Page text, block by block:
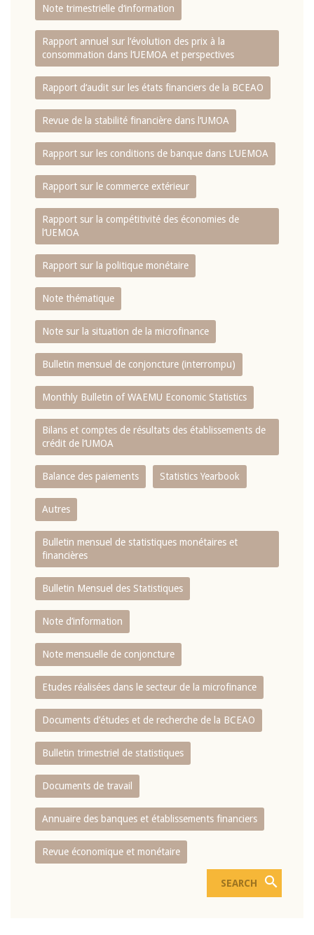
Note trimestrielle d‘information
Rapport annuel sur l‘évolution des prix à la
consommation dans l‘UEMOA et perspectives
Rapport d‘audit sur les états financiers de la BCEAO
Revue de la stabilité financière dans l‘UMOA
Rapport sur les conditions de banque dans L‘UEMOA
Rapport sur le commerce extérieur
Rapport sur la compétitivité des économies de
l‘UEMOA
Rapport sur la politique monétaire
Note thématique
Note sur la situation de la microfinance
Bulletin mensuel de conjoncture (interrompu)
Monthly Bulletin of WAEMU Economic Statistics
Bilans et comptes de résultats des établissements de
crédit de l‘UMOA
Balance des paiements Statistics Yearbook
Autres
Bulletin mensuel de statistiques monétaires et
financières
Bulletin Mensuel des Statistiques
Note d’information
Note mensuelle de conjoncture
Etudes réalisées dans le secteur de la microfinance
Documents d’études et de recherche de la BCEAO
Bulletin trimestriel de statistiques
Documents de travail
Annuaire des banques et établissements financiers
Revue économique et monétaire